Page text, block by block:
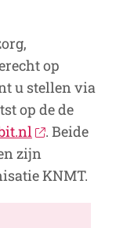
op
u stellen via
op de de
. Beide
zijn
KNMT.